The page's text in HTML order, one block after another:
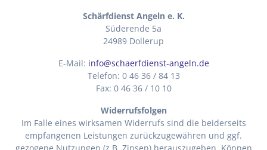
Schärfdienst Angeln e. K.
Süderende 5a
24989 Dollerup
E-Mail: info@schaerfdienst-angeln.de
Telefon: 0 46 36 / 84 13
Fax: 0 46 36 / 10 10
Widerrufsfolgen
Im Falle eines wirksamen Widerrufs sind die beiderseits
empfangenen Leistungen zurückzugewähren und ggf.